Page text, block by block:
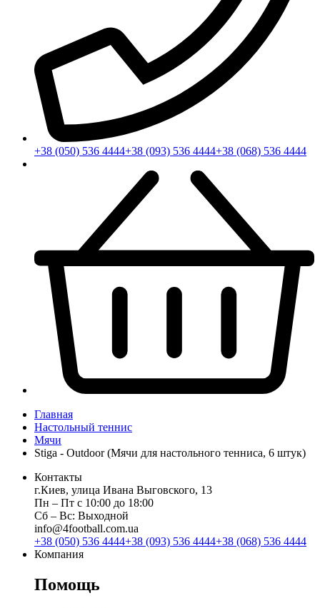
+38 (050) 536 4444+38 (093) 536 4444+38 (068) 536 4444
Главная
Настольный теннис
Мячи
Stiga - Outdoor (Мячи для настольного тенниса, 6 штук)
Контакты
г.Киев, улица Ивана Выговского, 13
Пн ‒ Пт с 10:00 до 18:00
Сб ‒ Вс: Выходной
info@4football.com.ua
+38 (050) 536 4444+38 (093) 536 4444+38 (068) 536 4444
Компания
Помощь